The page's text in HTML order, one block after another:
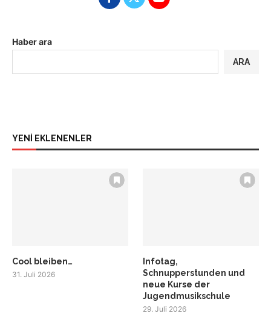
Haber ara
ARA
YENİ EKLENENLER
Cool bleiben…
31. Juli 2026
Infotag,
Schnupperstunden und
neue Kurse der
Jugendmusikschule
29. Juli 2026